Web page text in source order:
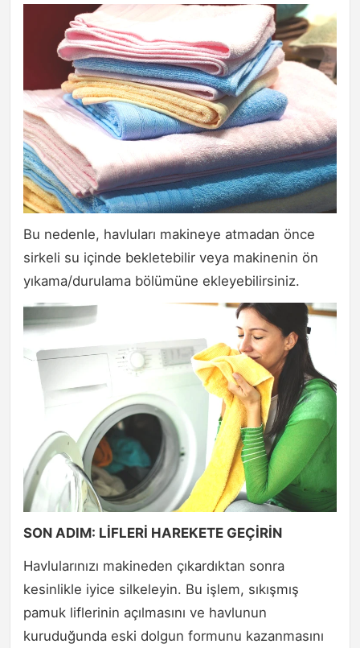
Bu nedenle, havluları makineye atmadan önce
sirkeli su içinde bekletebilir veya makinenin ön
yıkama/durulama bölümüne ekleyebilirsiniz.
SON ADIM: LİFLERİ HAREKETE GEÇİRİN
Havlularınızı makineden çıkardıktan sonra
kesinlikle iyice silkeleyin. Bu işlem, sıkışmış
pamuk liflerinin açılmasını ve havlunun
kuruduğunda eski dolgun formunu kazanmasını